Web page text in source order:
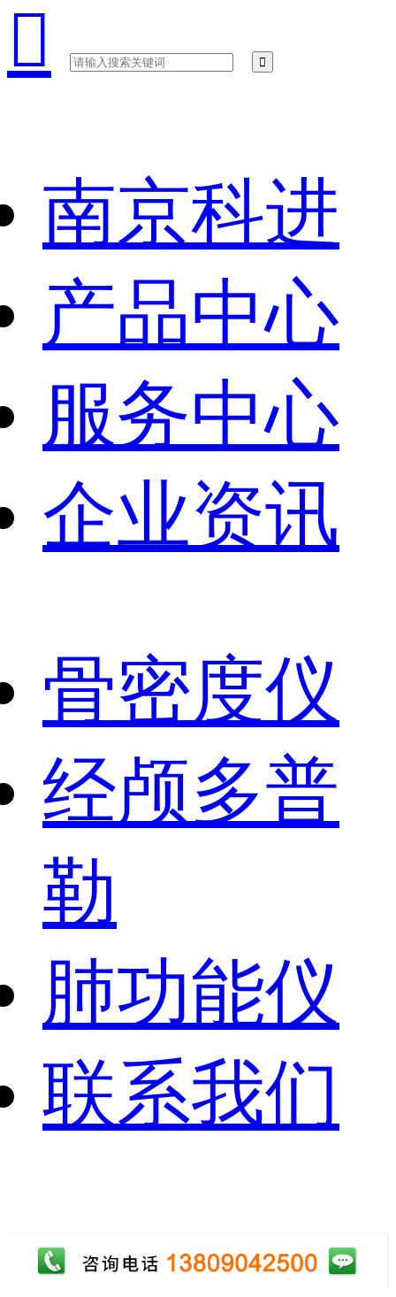

南京科进
产品中心
服务中心
企业资讯
骨密度仪
经颅多普
勒
肺功能仪
联系我们